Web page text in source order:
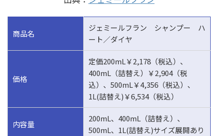
商品名
ジェミールフラン シャンプー ハ
ート／ダイヤ
価格
定価200mL￥2,178（税込）、
400mL（詰替え）￥2,904（税
込）、500mL￥4,356（税込）、
1L(詰替え)￥6,534（税込）
内容量
200mL、400mL（詰替え）、
500mL、1L(詰替え)サイズ展開あり